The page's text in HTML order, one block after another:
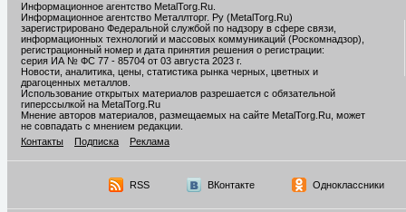
Информационное агентство MetalTorg.Ru
Информационное агентство Металлторг. Ру (MetalTorg.Ru)
зарегистрировано Федеральной службой по надзору в сфере связи,
информационных технологий и массовых коммуникаций (Роскомнадзор),
регистрационный номер и дата принятия решения о регистрации:
серия ИА № ФС 77 - 85704 от 03 августа 2023 г.
Новости, аналитика, цены, статистика рынка черных, цветных и
драгоценных металлов.
Использование открытых материалов разрешается с обязательной
гиперссылкой на MetalTorg.Ru
Мнение авторов материалов, размещаемых на сайте MetalTorg.Ru, может
не совпадать с мнением редакции.
Контакты
Подписка Реклама
RSS ВКонтакте Одноклассники